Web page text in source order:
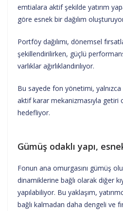
emtialara aktif şekilde yatırım
göre esnek bir dağılım
Portföy dağılımı, dönemsel
şekillendirilirken, güçlü
varlıklar ağırlıklandırılıyor.
Bu sayede fon yönetimi, yalnızca
aktif karar mekanizmasıyla getiri
hedefliyor.
Gümüş odaklı yapı,
Fonun ana omurgasını gümüş
dinamiklerine bağlı olarak diğer
yapılabiliyor. Bu yaklaşım,
bağlı kalmadan daha dengeli ve